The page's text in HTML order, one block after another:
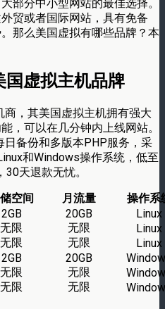
部分中小型网站的最佳选择。
贸或者国际网站，具有免备
那么美国虚拟有哪些品牌？本
虚拟主机品牌
，其美国虚拟主机拥有强大
，可以在几分钟内上线网站。
备份和多版本PHP服务，采
和Windows操作系统，低至
天退款无忧。
空间 月流量
操作系
2GB 20GB
Linux
无限 无限
Linux
无限 无限
Linux
2GB 20GB
无限 无限
无限 无限